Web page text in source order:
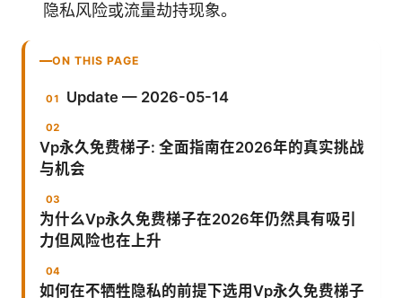
隐私风险或流量劫持现象。
ON THIS PAGE
Update — 2026-05-14
Vp永久免费梯子: 全面指南在2026年的真实挑战
与机会
为什么Vp永久免费梯子在2026年仍然具有吸引
力但风险也在上升
如何在不牺牲隐私的前提下选用Vp永久免费梯子